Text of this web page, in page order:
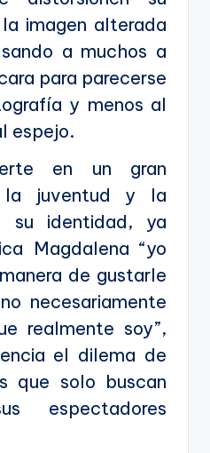
imagen alterada
a muchos a
para parecerse
y menos al
espejo.
en un gran
la juventud y la
su identidad, ya
Magdalena “yo
de gustarle
necesariamente
realmente soy”,
el dilema de
que solo buscan
espectadores